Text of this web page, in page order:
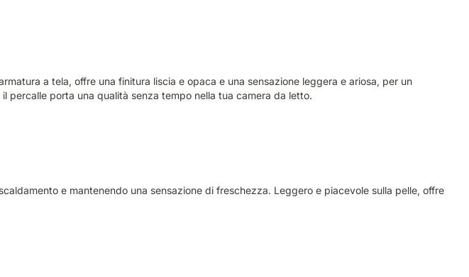
a tela, offre una finitura liscia e opaca e una sensazione leggera e ariosa, per un
percalle porta una qualità senza tempo nella tua camera da letto.
e mantenendo una sensazione di freschezza. Leggero e piacevole sulla pelle, offre